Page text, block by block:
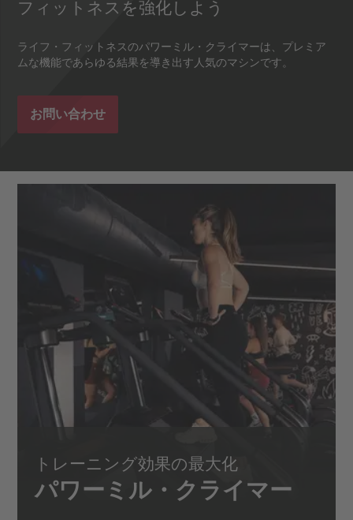
フィットネスを強化しよう
ライフ・フィットネスのパワーミル・クライマーは、プレミア
ムな機能であらゆる結果を導き出す人気のマシンです。
お問い合わせ
トレーニング効果の最大化
パワーミル・クライマー